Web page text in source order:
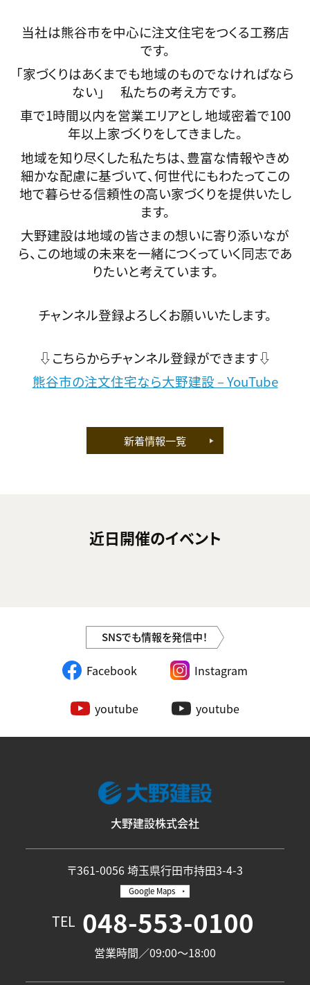
当社は熊谷市を中心に注文住宅をつくる工務店
です。
「家づくりはあくまでも地域のものでなければなら
ない」 私たちの考え方です。
車で1時間以内を営業エリアとし 地域密着で100
年以上家づくりをしてきました。
地域を知り尽くした私たちは、豊富な情報やきめ
細かな配慮に基づいて、何世代にもわたってこの
地で暮らせる信頼性の高い家づくりを提供いたし
ます。
大野建設は地域の皆さまの想いに寄り添いなが
ら、この地域の未来を一緒につくっていく同志であ
りたいと考えています。
チャンネル登録よろしくお願いいたします。
⇩こちらからチャンネル登録ができます⇩
熊谷市の注文住宅なら大野建設 – YouTube
新着情報一覧
近日開催のイベント
SNSでも情報を発信中！
Facebook Instagram
youtube youtube
大野建設株式会社
〒361-0056 埼玉県行田市持田3-4-3
Google Maps
TEL 048-553-0100
営業時間／09:00〜18:00